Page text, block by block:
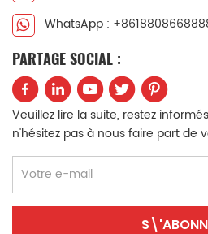
WhatsApp :
PARTAGE SOCIAL :
Veuillez lire la suite, restez
n'hésitez pas à nous faire part de